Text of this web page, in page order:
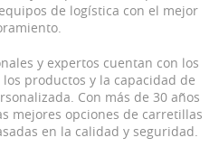
de logística con el mejor
y expertos cuentan con los
productos y la capacidad de
Con más de 30 años
mejores opciones de carretillas
en la calidad y seguridad.